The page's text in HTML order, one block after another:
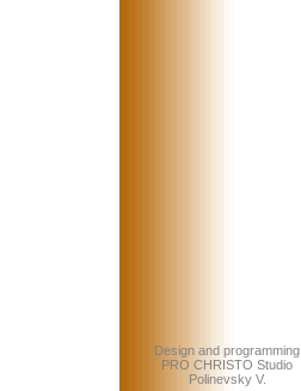
Design and programming
PRO CHRISTO Studio
Polinevsky V.